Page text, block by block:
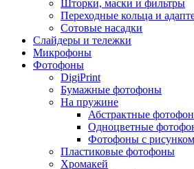
Шторки, маски и фильтры
Переходные кольца и
Сотовые насадки
Слайдеры и тележки
Микрофоны
Фотофоны
DigiPrint
Бумажные фотофоны
На пружине
Абстрактные
Одноцветные
Фотофоны с
Пластиковые фотофоны
Хромакей